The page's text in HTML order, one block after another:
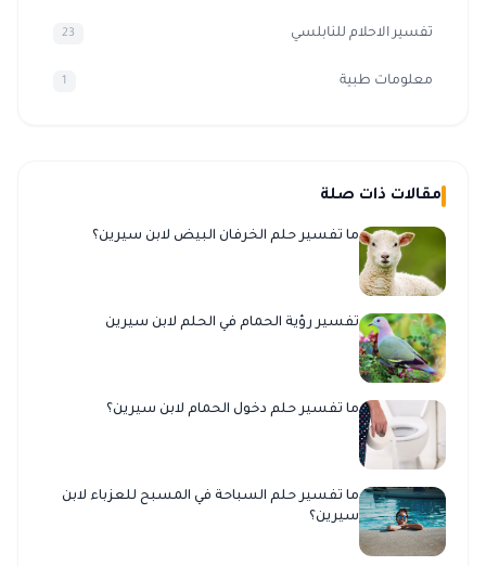
تفسير الاحلام للنابلسي 23
معلومات طبية 1
مقالات ذات صلة
ما تفسير حلم الخرفان البيض لابن سيرين؟
تفسير رؤية الحمام في الحلم لابن سيرين
ما تفسير حلم دخول الحمام لابن سيرين؟
ما تفسير حلم السباحة في المسبح للعزباء لابن
سيرين؟